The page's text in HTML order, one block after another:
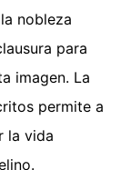
nobleza
para
imagen. La
permite a
la vida